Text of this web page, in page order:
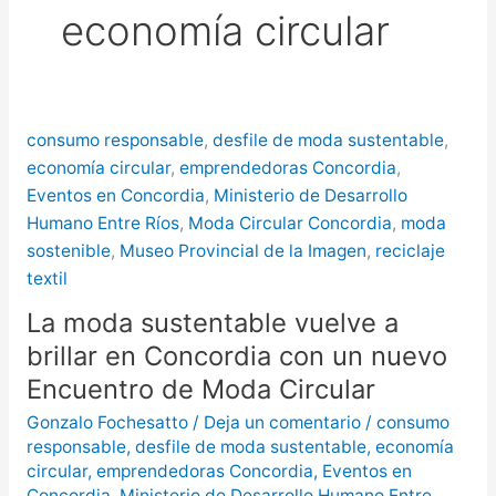
más de $580 millones
puntos de Concordia
economía circular
consumo responsable, desfile de moda sustentable,
economía circular, emprendedoras Concordia,
Eventos en Concordia, Ministerio de Desarrollo
Humano Entre Ríos, Moda Circular Concordia, moda
sostenible, Museo Provincial de la Imagen, reciclaje
textil
La moda sustentable vuelve a
brillar en Concordia con un nuevo
Encuentro de Moda Circular
Gonzalo Fochesatto / Deja un comentario / consumo
responsable, desfile de moda sustentable, economía
circular, emprendedoras Concordia, Eventos en